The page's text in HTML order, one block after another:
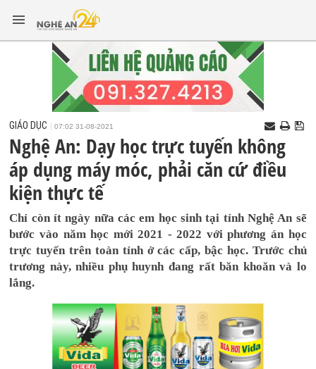
GIÁO DỤC 07:02 31-08-2021
Nghệ An: Dạy học trực tuyến không
áp dụng máy móc, phải căn cứ điều
kiện thực tế
Chỉ còn ít ngày nữa các em học sinh tại tỉnh Nghệ An sẽ
bước vào năm học mới 2021 - 2022 với phương án học
trực tuyến trên toàn tỉnh ở các cấp, bậc học. Trước chủ
trương này, nhiều phụ huynh đang rất băn khoăn và lo
lắng.